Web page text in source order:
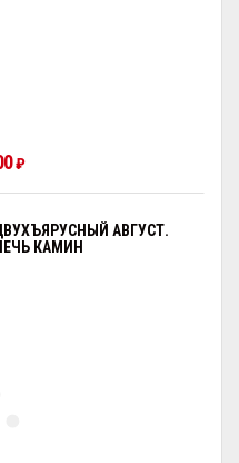
₽
АВГУСТ.
КАМИН